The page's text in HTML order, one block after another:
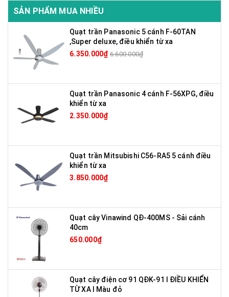
SẢN PHẨM MUA NHIỀU
Quạt trần Panasonic 5 cánh F-60TAN
,Super deluxe, điều khiển từ xa
6.350.000₫ 6.600.000₫
Quạt trần Panasonic 4 cánh F-56XPG, điều
khiển từ xa
2.350.000₫
Quạt trần Mitsubishi C56-RA5 5 cánh điều
khiển từ xa
3.850.000₫
Quạt cây Vinawind QĐ-400MS - Sải cánh
40cm
650.000₫
Quạt cây điện cơ 91 QĐK-91 I ĐIỀU KHIỂN
TỪ XA I Màu đỏ